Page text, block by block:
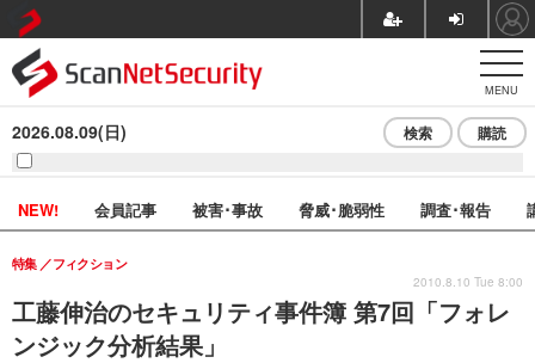
MENU
2026.08.09(日) 検索 購読
NEW! 会員記事 被害･事故 脅威･脆弱性 調査･報告
工藤伸治のセキュリティ事件簿 第7回「フォレ
ンジック分析結果」
特集 フィクション
2010.8.10 Tue 8:00